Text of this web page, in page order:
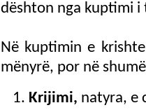
dështon nga kuptimi i
Në kuptimin e
mënyrë, por në
Krijimi, natyra, e